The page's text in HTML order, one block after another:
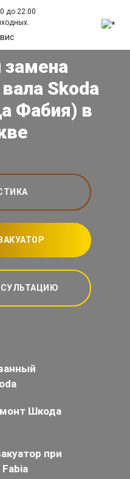
до 22:00
Skoda
Фабия) в
Шкода
при